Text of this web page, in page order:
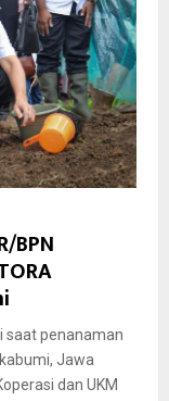
BPN
saat penanaman
Jawa
dan UKM